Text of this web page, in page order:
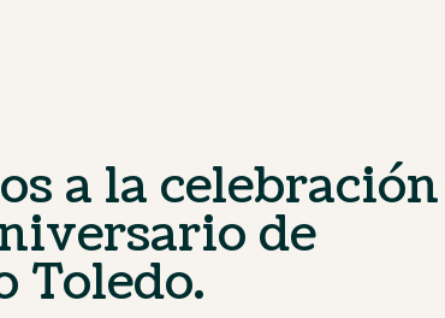
a la celebración
de
Toledo.